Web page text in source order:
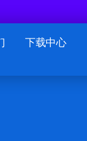
下载中心